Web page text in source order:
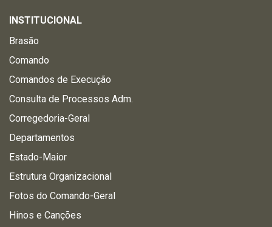
INSTITUCIONAL
Brasão
Comando
Comandos de Execução
Consulta de Processos Adm.
Corregedoria-Geral
Departamentos
Estado-Maior
Estrutura Organizacional
Fotos do Comando-Geral
Hinos e Canções